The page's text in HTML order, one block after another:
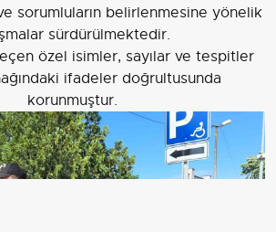
sorumluların belirlenmesine yönelik
sürdürülmektedir.
özel isimler, sayılar ve tespitler
ifadeler doğrultusunda
korunmuştur.